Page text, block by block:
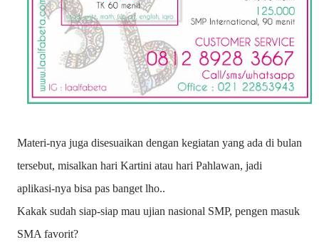
Materi-nya juga disesuaikan dengan kegiatan yang ada di bulan
tersebut, misalkan hari Kartini atau hari Pahlawan, jadi
aplikasi-nya bisa pas banget lho..
Kakak sudah siap-siap mau ujian nasional SMP, pengen masuk
SMA favorit?